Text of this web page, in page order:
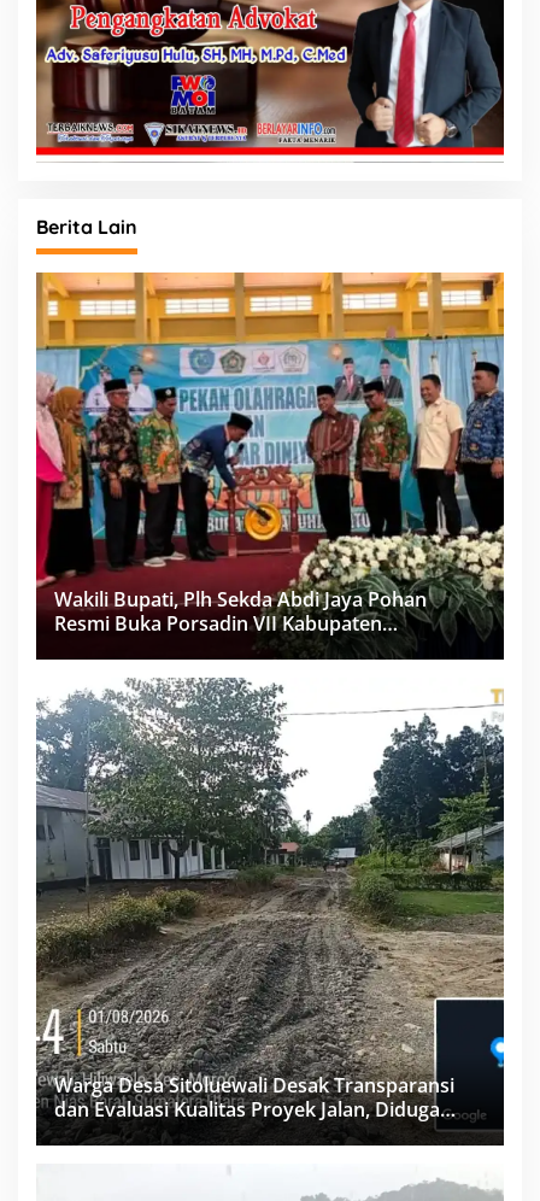
Berita Lain
Wakili Bupati, Plh Sekda Abdi Jaya Pohan
Resmi Buka Porsadin VII Kabupaten
Warga Desa Sitoluewali Desak Transparansi
dan Evaluasi Kualitas Proyek Jalan, Diduga
Minim Informasi